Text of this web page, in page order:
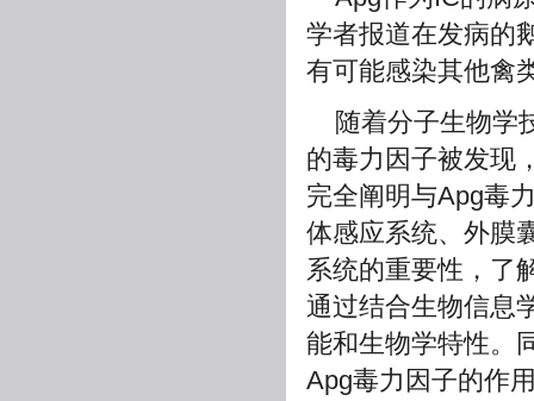
学者报道在发病的
有可能感染其他禽
随着分子生物学
的毒力因子被发现
完全阐明与Apg毒
体感应系统、外膜
系统的重要性，了
通过结合生物信息
能和生物学特性。
Apg毒力因子的作